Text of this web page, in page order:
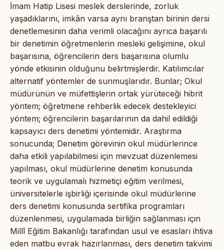
İmam Hatip Lisesi meslek derslerinde, zorluk
yaşadıklarını, imkân varsa aynı branştan birinin dersi
denetlemesinin daha verimli olacağını ayrıca başarılı
bir denetimin öğretmenlerin mesleki gelişimine, okul
başarısına, öğrencilerin ders başarısına olumlu
yönde etkisinin olduğunu belirtmişlerdir. Katılımcılar
alternatif yöntemler de sunmuşlarıdır. Bunlar; Okul
müdürünün ve müfettişlerin ortak yürüteceği hibrit
yöntem; öğretmene rehberlik edecek destekleyici
yöntem; öğrencilerin başarılarının da dahil edildiği
kapsayıcı ders denetimi yöntemidir. Araştırma
sonucunda; Denetim görevinin okul müdürlerince
daha etkili yapılabilmesi için mevzuat düzenlemesi
yapılması, okul müdürlerine denetim konusunda
teorik ve uygulamalı hizmetiçi eğitim verilmesi,
üniversitelerle işbirliği içerisinde okul müdürlerine
ders denetimi konusunda sertifika programları
düzenlenmesi, uygulamada birliğin sağlanması için
Millî Eğitim Bakanlığı tarafından usul ve esasları ihtiva
eden matbu evrak hazırlanması, ders denetim takvimi